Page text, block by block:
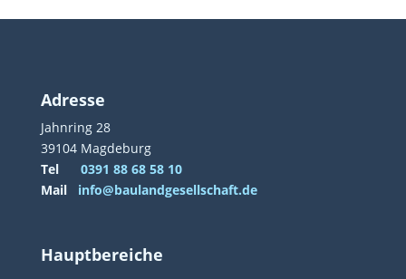
Adresse
Jahnring 28
39104 Magdeburg
Tel
0391 88 68 58 10
Mail info@baulandgesellschaft.de
Hauptbereiche